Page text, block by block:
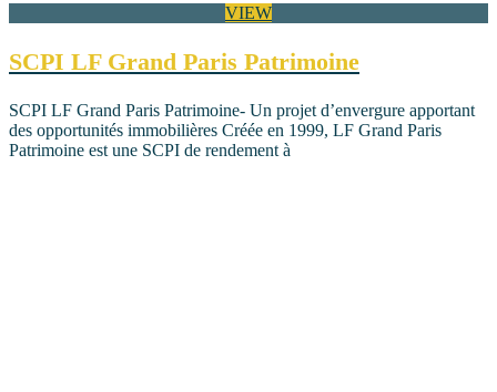
VIEW
SCPI LF Grand Paris Patrimoine
SCPI LF Grand Paris Patrimoine- Un projet d’envergure apportant
des opportunités immobilières Créée en 1999, LF Grand Paris
Patrimoine est une SCPI de rendement à